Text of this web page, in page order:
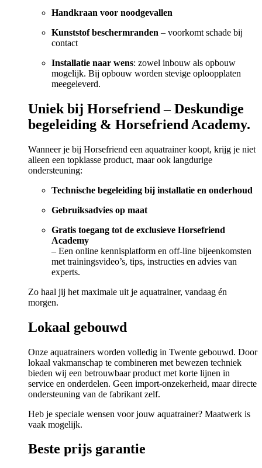
Handkraan voor noodgevallen
Kunststof beschermranden – voorkomt schade bij
contact
Installatie naar wens: zowel inbouw als opbouw
mogelijk. Bij opbouw worden stevige oploopplaten
meegeleverd.
Uniek bij Horsefriend – Deskundige
begeleiding & Horsefriend Academy.
Wanneer je bij Horsefriend een aquatrainer koopt, krijg je niet
alleen een topklasse product, maar ook langdurige
ondersteuning:
Technische begeleiding bij installatie en onderhoud
Gebruiksadvies op maat
Gratis toegang tot de exclusieve Horsefriend
Academy
– Een online kennisplatform en off-line bijeenkomsten
met trainingsvideo’s, tips, instructies en advies van
experts.
Zo haal jij het maximale uit je aquatrainer, vandaag én
morgen.
Lokaal gebouwd
Onze aquatrainers worden volledig in Twente gebouwd. Door
lokaal vakmanschap te combineren met bewezen techniek
bieden wij een betrouwbaar product met korte lijnen in
service en onderdelen. Geen import-onzekerheid, maar directe
ondersteuning van de fabrikant zelf.
Heb je speciale wensen voor jouw aquatrainer? Maatwerk is
vaak mogelijk.
Beste prijs garantie